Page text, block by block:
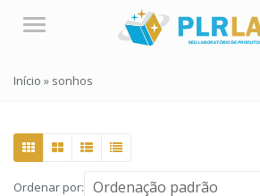
Menu
Início » sonhos
Ordenar por: